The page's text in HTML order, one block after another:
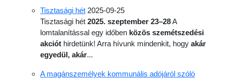
Tisztasági hét 2025-09-25
Tisztasági hét 2025. szeptember 23–28A
lomtalanítással egy időben közös szemétszedési
akciót hirdetünk! Arra hívunk mindenkit, hogy akár
egyedül, akár...
A magánszemélyek kommunális adójáról szóló